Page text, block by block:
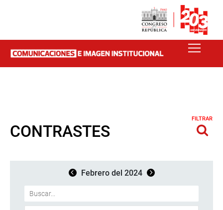
CONTRASTES
FILTRAR
Febrero del 2024